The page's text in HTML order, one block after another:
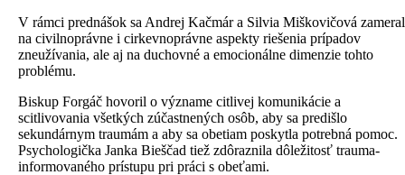
V rámci prednášok sa Andrej Kačmár a Silvia Miškovičová
na civilnoprávne i cirkevnoprávne aspekty riešenia prípadov
zneužívania, ale aj na duchovné a emocionálne dimenzie tohto
problému.
Biskup Forgáč hovoril o význame citlivej komunikácie a
scitlivovania všetkých zúčastnených osôb, aby sa predišlo
sekundárnym traumám a aby sa obetiam poskytla potrebná pomoc.
Psychologička Janka Bieščad tiež zdôraznila dôležitosť trauma-
informovaného prístupu pri práci s obeťami.